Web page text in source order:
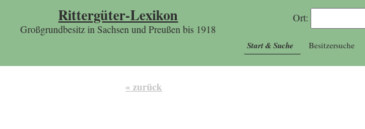
Rittergüter-Lexikon
Großgrundbesitz in Sachsen und Preußen bis 1918
Ort:
Start & Suche Besitzersuche
« zurück